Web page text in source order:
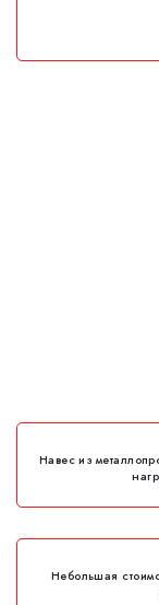
Навес из
Небольшая